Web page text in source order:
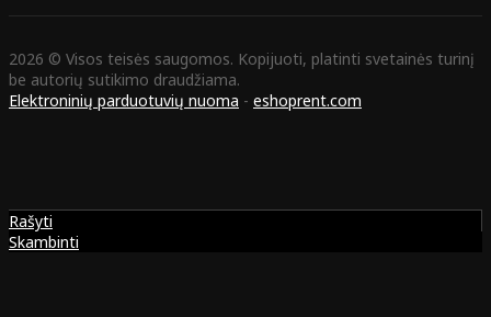
2026 © Visos teisės saugomos. Kopijuoti, platinti svetainės turinį
be autorių sutikimo draudžiama.
Elektroninių parduotuvių nuoma - eshoprent.com
Rašyti
Skambinti